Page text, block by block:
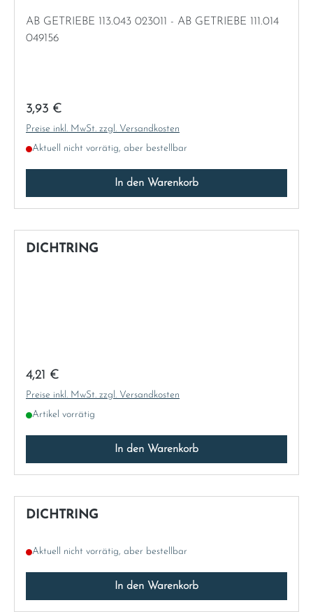
AB GETRIEBE 113.043 023011 - AB GETRIEBE 111.014
049156
Regulärer Preis:
3,93 €
Preise inkl. MwSt. zzgl. Versandkosten
Aktuell nicht vorrätig, aber bestellbar
In den Warenkorb
DICHTRING
Regulärer Preis:
4,21 €
Preise inkl. MwSt. zzgl. Versandkosten
Artikel vorrätig
In den Warenkorb
DICHTRING
Aktuell nicht vorrätig, aber bestellbar
In den Warenkorb
Österreich
Romania
Schweiz
Slovakia
Slovenia